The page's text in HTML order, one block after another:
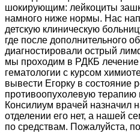
шокирующим: лейкоциты
намного ниже нормы. Нас
детскую клиническую
где после дополнительного
диагностировали острый
мы проходим в РДКБ лечение
гематологии с курсом
вывести Егорку в состояние
противоопухолевую терапию
Консилиум врачей назначил
отделении его нет, а нашей
по средствам. Пожалуйста,